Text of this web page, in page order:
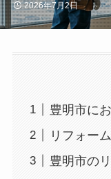
2026年7月2日
豊明市に
リフォー
豊明市の